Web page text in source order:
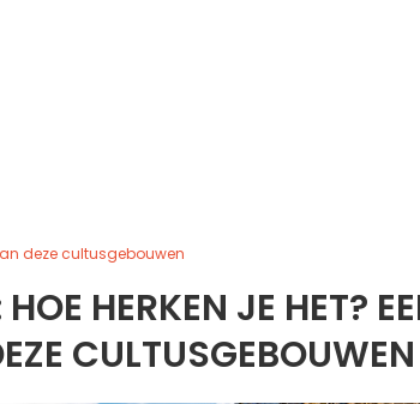
deze cultusgebouwen
HERKEN JE HET?
CULTUSGEBOUWEN